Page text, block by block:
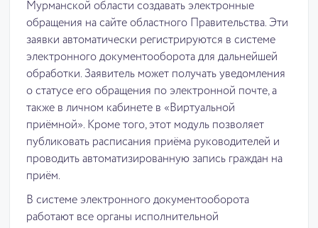
Мурманской области создавать электронные
обращения на сайте областного Правительства. Эти
заявки автоматически регистрируются в системе
электронного документооборота для дальнейшей
обработки. Заявитель может получать уведомления
о статусе его обращения по электронной почте, а
также в личном кабинете в «Виртуальной
приёмной». Кроме того, этот модуль позволяет
публиковать расписания приёма руководителей и
проводить автоматизированную запись граждан на
приём.
В системе электронного документооборота
работают все органы исполнительной